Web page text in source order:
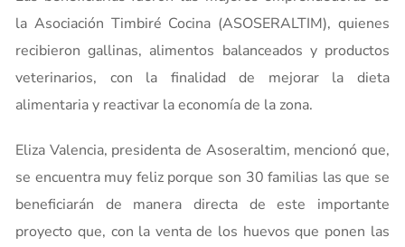
la Asociación Timbiré Cocina (ASOSERALTIM), quienes
recibieron gallinas, alimentos balanceados y productos
veterinarios, con la finalidad de mejorar la dieta
alimentaria y reactivar la economía de la zona.
Eliza Valencia, presidenta de Asoseraltim, mencionó que,
se encuentra muy feliz porque son 30 familias las que se
beneficiarán de manera directa de este importante
proyecto que, con la venta de los huevos que ponen las